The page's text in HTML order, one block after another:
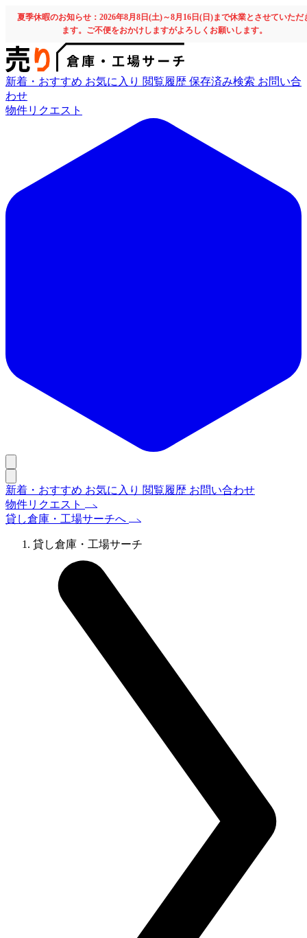
夏季休暇のお知らせ：2026年8月8日(土)～8月16日(日)まで休業とさせていただ
ます。ご不便をおかけしますがよろしくお願いします。
新着・おすすめ お気に入り 閲覧履歴 保存済み検索 お問い合
わせ
物件リクエスト
新着・おすすめ お気に入り 閲覧履歴 お問い合わせ
物件リクエスト
貸し倉庫・工場サーチへ
貸し倉庫・工場サーチ